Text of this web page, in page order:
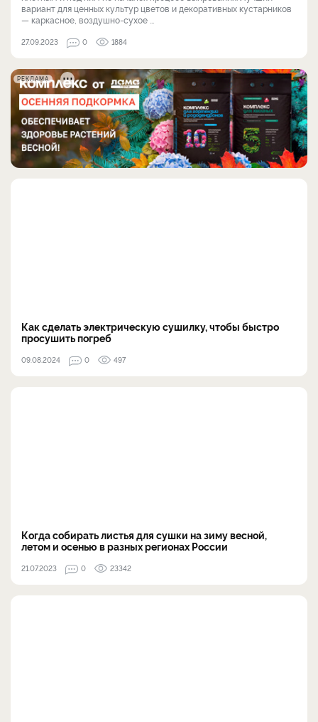
вариант для ценных культур цветов и декоративных кустарников
— каркасное, воздушно-сухое ...
27.09.2023 0 1884
РЕКЛАМА
Как сделать электрическую сушилку, чтобы быстро
просушить погреб
09.08.2024 0 497
Когда собирать листья для сушки на зиму весной,
летом и осенью в разных регионах России
21.07.2023 0 23342